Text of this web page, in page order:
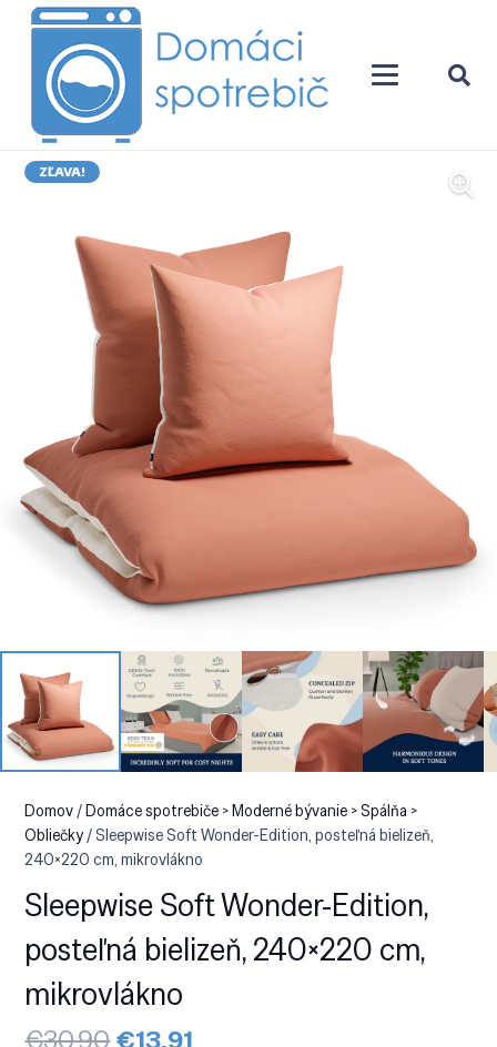
ZĽAVA!
Domov/Domáce spotrebiče > Moderné bývanie > Spálňa >
Obliečky/ Sleepwise Soft Wonder-Edition, posteľná bielizeň,
240×220 cm, mikrovlákno
Sleepwise Soft Wonder-Edition,
posteľná bielizeň, 240×220 cm,
mikrovlákno
€30.90Pôvodná
€13.91